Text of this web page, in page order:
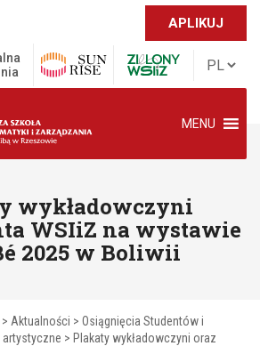
APLIKUJ
MENU
wykładowczyni
WSIiZ na wystawie
2025 w Boliwii
> Aktualności > Osiągnięcia Studentów i
artystyczne > Plakaty wykładowczyni oraz